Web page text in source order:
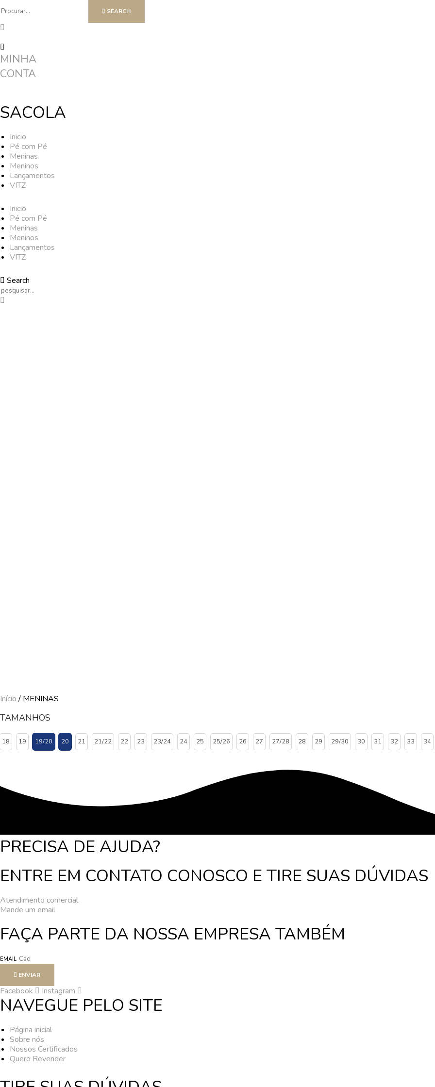
SEARCH
MINHA
CONTA
SACOLA
Inicio
Pé com Pé
Meninas
Meninos
Lançamentos
VITZ
Inicio
Pé com Pé
Meninas
Meninos
Lançamentos
VITZ
Search
Início/ MENINAS
TAMANHOS
18 19 19/20 20 21 21/22 22 23 23/24 24 25 25/26 26 27 27/28 28 29 29/30 30 31 32 33 34
PRECISA DE AJUDA?
ENTRE EM CONTATO CONOSCO E TIRE SUAS DÚVIDAS
Atendimento comercial
Mande um email
FAÇA PARTE DA NOSSA EMPRESA TAMBÉM
EMAIL
ENVIAR
Facebook Instagram
NAVEGUE PELO SITE
Página inicial
Sobre nós
Nossos Certificados
Quero Revender